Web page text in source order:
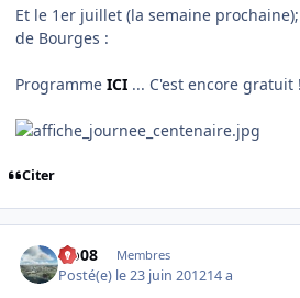
Et le 1er juillet (la semaine
de Bourges :
Programme ICI ... C'est encore gratuit !
Citer
clo08 Membres
Posté(e) le 23 juin 201214 a